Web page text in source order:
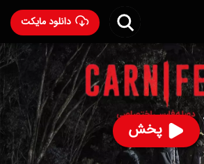
دانلود مایکت
پخش
- Carnifex 2022
رده سنی ۱۸+